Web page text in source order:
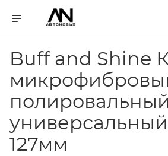
Buff and Shine
127мм